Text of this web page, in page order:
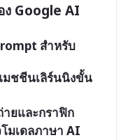
Google AI
สำหรับ
มชชีนเลิร์นนิงขั้น
ยและกราฟิก
มเดลภาษา AI